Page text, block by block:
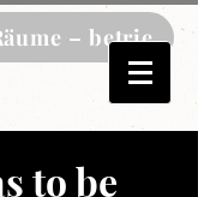
–
to be